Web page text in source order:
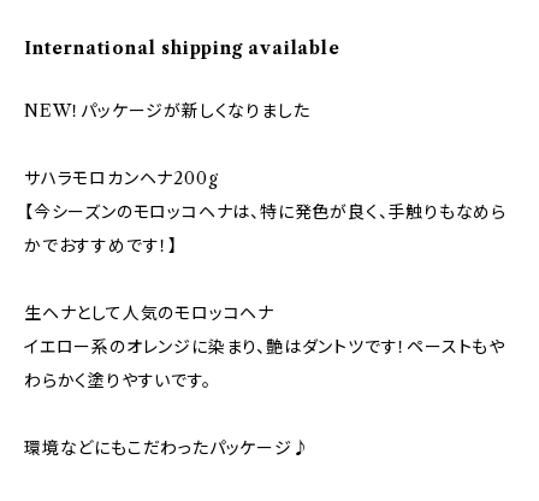
International shipping available
NEW！パッケージが新しくなりました
サハラモロカンヘナ200g
【今シーズンのモロッコヘナは、特に発色が良く、手触りもなめら
かでおすすめです！】
生ヘナとして人気のモロッコヘナ
イエロー系のオレンジに染まり、艶はダントツです！ペーストもや
わらかく塗りやすいです。
環境などにもこだわったパッケージ♪